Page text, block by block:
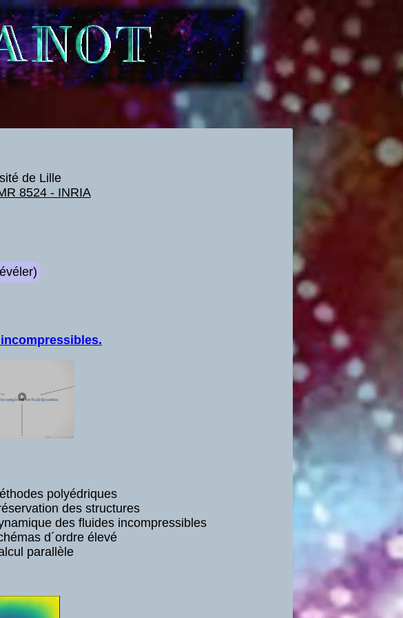
de Lille
8524 - INRIA
polyédriques
des structures
des fluides incompressibles
d´ordre élevé
parallèle